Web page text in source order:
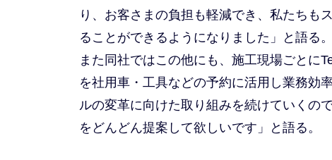
り、お客さまの負担も軽減でき、私たちも
ることができるようになりました」と語る。
また同社ではこの他にも、施工現場ごとに
を社用車・工具などの予約に活用し業務効
ルの変革に向けた取り組みを続けていくの
をどんどん提案して欲しいです」と語る。